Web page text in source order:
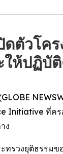
ดตัวโค
ห้ปฏิบั
Initiative ที่คร
ง
ทรวงยุติธรรมข